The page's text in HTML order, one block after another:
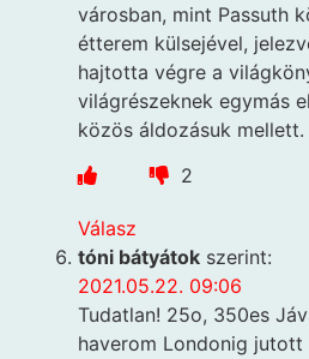
városban, mint Passuth
étterem külsejével,
hajtotta végre a
világrészeknek egymás
közös áldozásuk mellett.
2
Válasz
tóni bátyátok szerint:
2021.05.22. 09:06
Tudatlan! 25o, 350es
haverom Londonig jutott